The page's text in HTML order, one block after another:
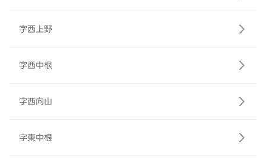
字西上野
字西中根
字西向山
字東中根